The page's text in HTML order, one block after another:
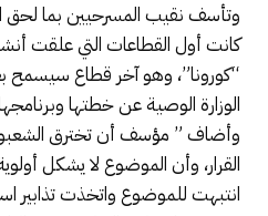
وتأسف نقيب المسرحيين بما لحق
كانت أول القطاعات التي علقت
“كورونا”، وهو آخر قطاع
الوزارة الوصية عن خطتها
وأضاف ” مؤسف أن تخترق
القرار، وأن الموضوع لا يشكل
انتبهت للموضوع واتخذت تذابير